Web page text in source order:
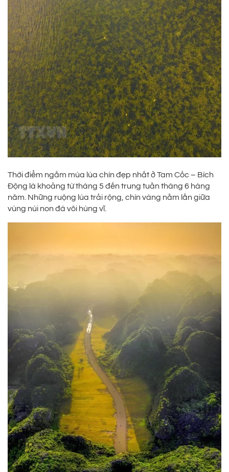
Thời điểm ngắm mùa lúa chín đẹp nhất ở Tam Cốc – Bích
Động là khoảng từ tháng 5 đến trung tuần tháng 6 hàng
năm. Những ruộng lúa trải rộng, chín vàng nằm lẫn giữa
vùng núi non đá vôi hùng vĩ.